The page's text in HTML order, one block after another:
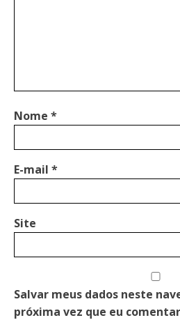
Nome *
E-mail *
Site
Salvar meus dados neste
próxima vez que eu